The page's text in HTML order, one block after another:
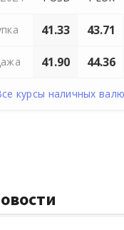
41.33 43.71
41.90 44.36
курсы наличных